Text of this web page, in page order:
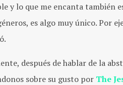
y lo que me encanta también
es algo muy único. Por
después de hablar de la
sobre su gusto por The